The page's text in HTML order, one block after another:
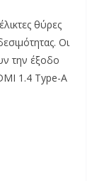
θύρες
Οι
την έξοδο
1.4 Type-A